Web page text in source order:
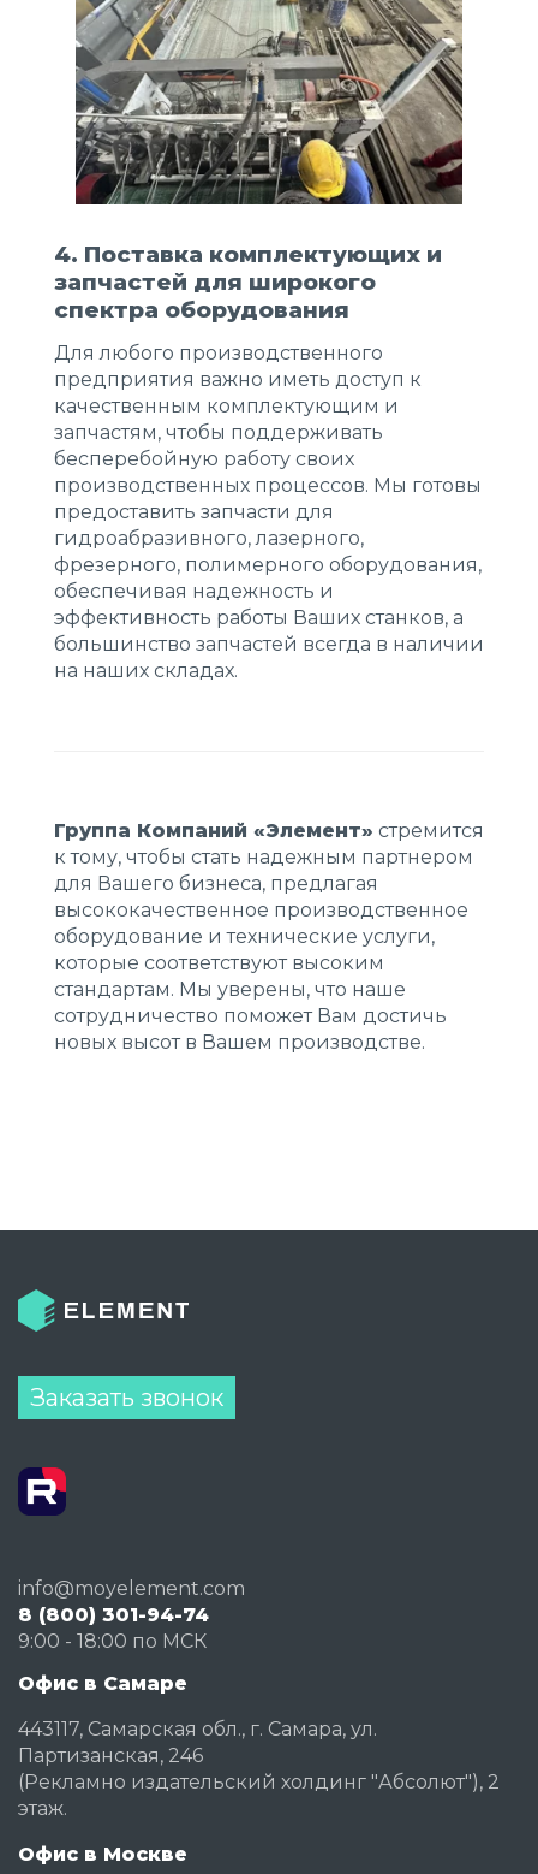
4. Поставка комплектующих и
запчастей для широкого
спектра оборудования
Для любого производственного
предприятия важно иметь доступ к
качественным комплектующим и
запчастям, чтобы поддерживать
бесперебойную работу своих
производственных процессов. Мы готовы
предоставить запчасти для
гидроабразивного, лазерного,
фрезерного, полимерного оборудования,
обеспечивая надежность и
эффективность работы Ваших станков, а
большинство запчастей всегда в наличии
на наших складах.
Группа Компаний «Элемент» стремится
к тому, чтобы стать надежным партнером
для Вашего бизнеса, предлагая
высококачественное производственное
оборудование и технические услуги,
которые соответствуют высоким
стандартам. Мы уверены, что наше
сотрудничество поможет Вам достичь
новых высот в Вашем производстве.
Заказать звонок
info@moyelement.com
8 (800) 301-94-74
9:00 - 18:00 по МСК
Офис в Самаре
443117, Самарская обл., г. Самара, ул.
Партизанская, 246
(Рекламно издательский холдинг "Абсолют"), 2
этаж.
Офис в Москве